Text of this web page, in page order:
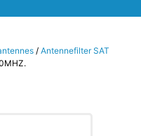
/Antennefilter SAT